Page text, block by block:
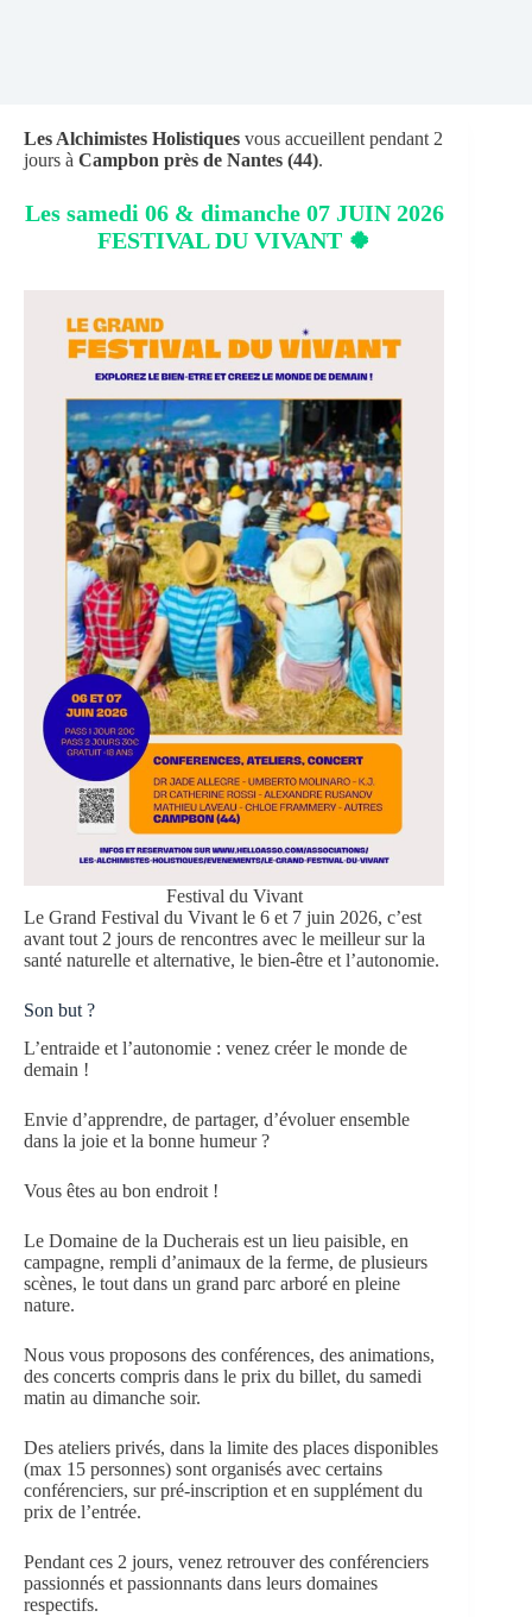
Les Alchimistes Holistiques vous accueillent pendant 2
jours à Campbon près de Nantes (44).
Les samedi 06 & dimanche 07 JUIN 2026
FESTIVAL DU VIVANT 🍀
Festival du Vivant
Le Grand Festival du Vivant le 6 et 7 juin 2026, c’est
avant tout 2 jours de rencontres avec le meilleur sur la
santé naturelle et alternative, le bien-être et l’autonomie.
Son but ?
L’entraide et l’autonomie : venez créer le monde de
demain !
Envie d’apprendre, de partager, d’évoluer ensemble
dans la joie et la bonne humeur ?
Vous êtes au bon endroit !
Le Domaine de la Ducherais est un lieu paisible, en
campagne, rempli d’animaux de la ferme, de plusieurs
scènes, le tout dans un grand parc arboré en pleine
nature.
Nous vous proposons des conférences, des animations,
des concerts compris dans le prix du billet, du samedi
matin au dimanche soir.
Des ateliers privés, dans la limite des places disponibles
(max 15 personnes) sont organisés avec certains
conférenciers, sur pré-inscription et en supplément du
prix de l’entrée.
Pendant ces 2 jours, venez retrouver des conférenciers
passionnés et passionnants dans leurs domaines
respectifs.